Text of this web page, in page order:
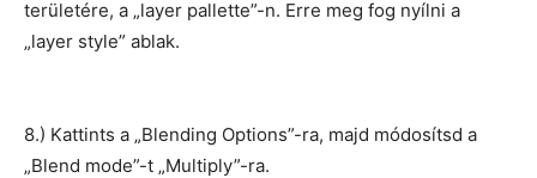
területére, a „layer pallette”-n. Erre meg fog nyílni a
„layer style” ablak.
8.) Kattints a „Blending Options”-ra, majd módosítsd a
„Blend mode”-t „Multiply”-ra.